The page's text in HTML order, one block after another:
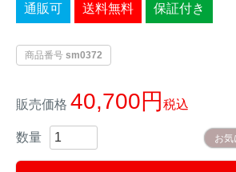
通販可 送料無料 保証付き
商品番号 sm0372
販売価格 40,700 税込
お気
クマ対策
イタ
ネズ